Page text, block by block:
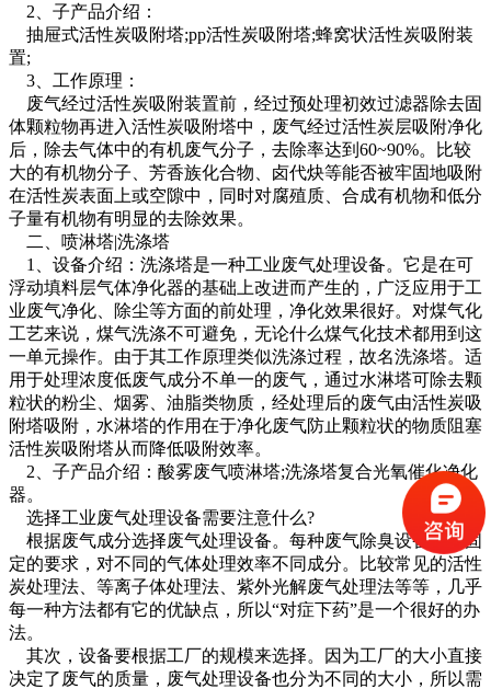
2、子产品介绍：
抽屉式活性炭吸附塔;pp活性炭吸附塔;蜂窝状活性炭吸附装
置;
3、工作原理：
废气经过活性炭吸附装置前，经过预处理初效过滤器除去固
体颗粒物再进入活性炭吸附塔中，废气经过活性炭层吸附净化
后，除去气体中的有机废气分子，去除率达到60~90%。比较
大的有机物分子、芳香族化合物、卤代炔等能否被牢固地吸附
在活性炭表面上或空隙中，同时对腐殖质、合成有机物和低分
子量有机物有明显的去除效果。
二、喷淋塔|洗涤塔
1、设备介绍：洗涤塔是一种工业废气处理设备。它是在可
浮动填料层气体净化器的基础上改进而产生的，广泛应用于工
业废气净化、除尘等方面的前处理，净化效果很好。对煤气化
工艺来说，煤气洗涤不可避免，无论什么煤气化技术都用到这
一单元操作。由于其工作原理类似洗涤过程，故名洗涤塔。适
用于处理浓度低废气成分不单一的废气，通过水淋塔可除去颗
粒状的粉尘、烟雾、油脂类物质，经处理后的废气由活性炭吸
附塔吸附，水淋塔的作用在于净化废气防止颗粒状的物质阻塞
活性炭吸附塔从而降低吸附效率。
2、子产品介绍：酸雾废气喷淋塔;洗涤塔复合光氧催化净化
器。
选择工业废气处理设备需要注意什么?
根据废气成分选择废气处理设备。每种废气除臭设备都有固
定的要求，对不同的气体处理效率不同成分。比较常见的活性
炭处理法、等离子体处理法、紫外光解废气处理法等等，几乎
每一种方法都有它的优缺点，所以“对症下药”是一个很好的办
法。
其次，设备要根据工厂的规模来选择。因为工厂的大小直接
决定了废气的质量，废气处理设备也分为不同的大小，所以需